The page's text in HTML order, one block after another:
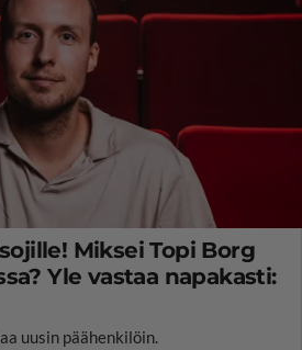
Miksei Topi Borg
Yle vastaa napakasti:
uusin päähenkilöin.